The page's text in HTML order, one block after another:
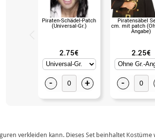
Piraten-Schädel-Patch
(Universal-Gr.)
2.75€
- +
Piratensäbel
cm. mit patch
Angabe)
2.25€
-
verkleiden kann. Dieses Set beinhaltet Kostüme